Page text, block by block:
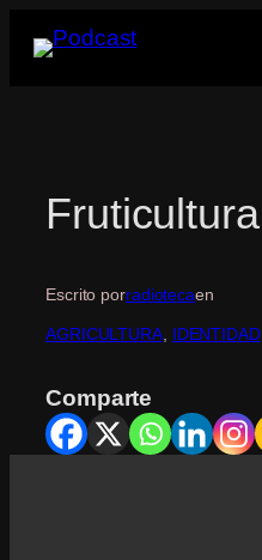
Fruticultura
Escrito porradiotecaen
AGRICULTURA, IDENTIDAD,
Comparte